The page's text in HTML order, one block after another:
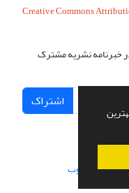
Creative Commons
خبرنامه نشریه مشترک
اشتراک
از سیناوب